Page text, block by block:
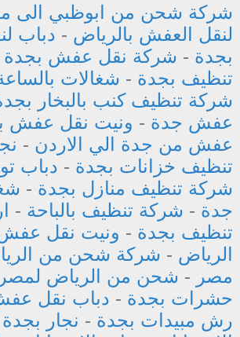
شركة شحن من ابوظبي الى
لنقل العفش بالرياض - دباب
بجدة - شركة نقل عفش بجدة
تنظيف بجدة - شغالات
شركة تنظيف كنب بالبخار
عفش جدة - ونيت نقل عفش
عفش من جدة الي الاردن -
تنظيف خزانات بجدة - دباب
شركة تنظيف منازل بجدة -
جدة - شركة تنظيف بالباحة -
تنظيف بجدة - ونيت نقل
الرياض - شركة شحن من
مصر - شحن من الرياض لمصر
حشرات بجدة - دباب نقل
رش مبيدات بجدة - نجار بجدة